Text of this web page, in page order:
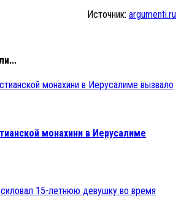
Источник: argumenti.ru
монахини в Иерусалиме